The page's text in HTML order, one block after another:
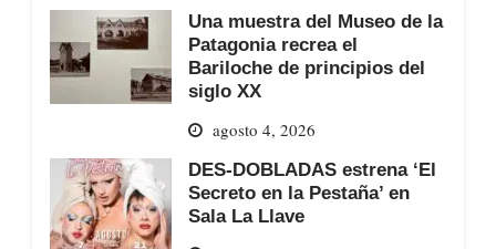
Una muestra del Museo de la
Patagonia recrea el
Bariloche de principios del
siglo XX
agosto 4, 2026
DES-DOBLADAS estrena ‘El
Secreto en la Pestaña’ en
Sala La Llave